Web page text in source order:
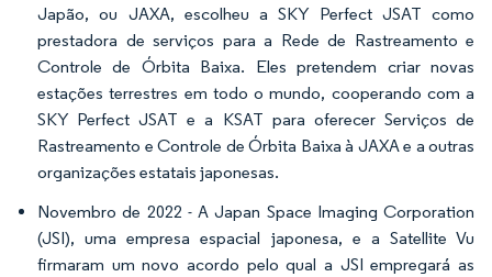
Japão, ou JAXA, escolheu a SKY Perfect JSAT como
prestadora de serviços para a Rede de Rastreamento e
Controle de Órbita Baixa. Eles pretendem criar novas
estações terrestres em todo o mundo, cooperando com a
SKY Perfect JSAT e a KSAT para oferecer Serviços de
Rastreamento e Controle de Órbita Baixa à JAXA e a outras
organizações estatais japonesas.
Novembro de 2022 - A Japan Space Imaging Corporation
(JSI), uma empresa espacial japonesa, e a Satellite Vu
firmaram um novo acordo pelo qual a JSI empregará as